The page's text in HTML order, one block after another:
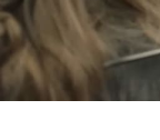
Cool Esport
Pořady